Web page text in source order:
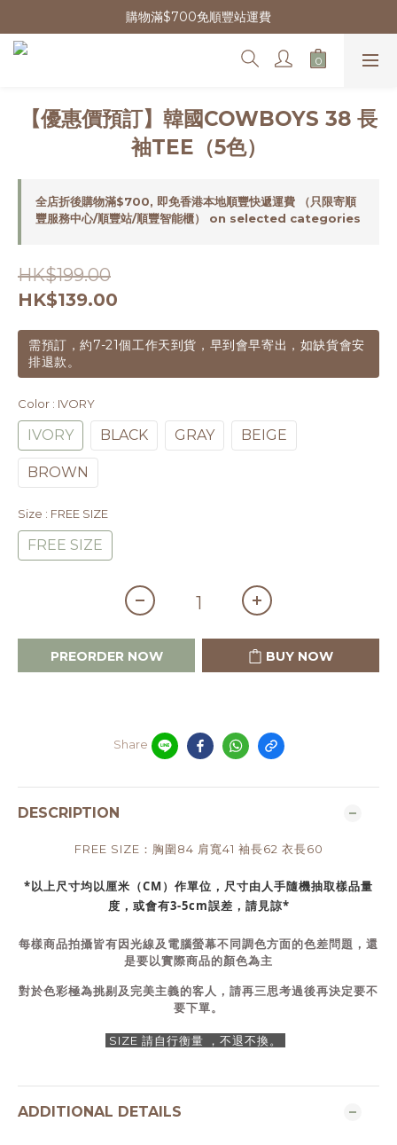
購物滿$700免順豐站運費
【優惠價預訂】韓國COWBOYS 38 長
袖TEE（5色）
全店折後購物滿$700, 即免香港本地順豐快遞運費 （只限寄順
豐服務中心/順豐站/順豐智能櫃） on selected categories
HK$199.00
HK$139.00
需預訂，約7-21個工作天到貨，早到會早寄出，如缺貨會安
排退款。
Color : IVORY
IVORY BLACK GRAY BEIGE
BROWN
Size : FREE SIZE
FREE SIZE
PREORDER NOW BUY NOW
Share
DESCRIPTION
FREE SIZE：胸圍84 肩寬41 袖長62 衣長60
*以上尺寸均以厘米（CM）作單位，尺寸由人手隨機抽取樣品量
度，或會有3-5cm誤差，請見諒*
每樣商品拍攝皆有因光線及電腦螢幕不同調色方面的色差問題，還
是要以實際商品的顏色為主
對於色彩極為挑剔及完美主義的客人，請再三思考過後再決定要不
要下單。
SIZE 請自行衡量 ，不退不換。
ADDITIONAL DETAILS